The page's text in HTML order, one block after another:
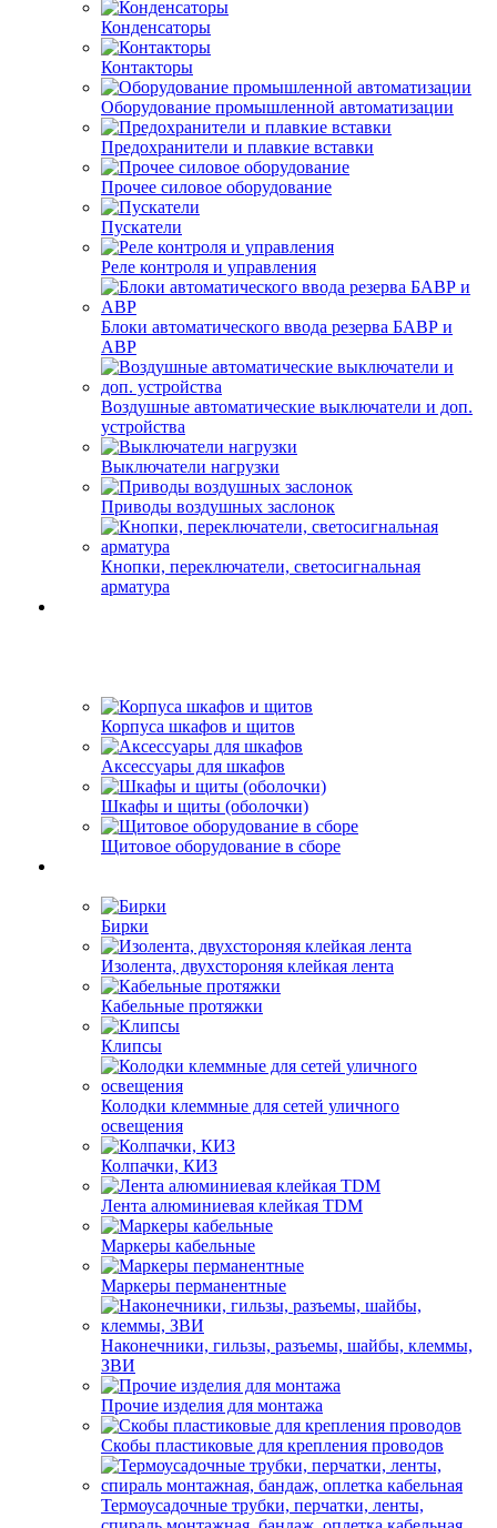
Конденсаторы
Контакторы
Оборудование промышленной автоматизации
Предохранители и плавкие вставки
Прочее силовое оборудование
Пускатели
Реле контроля и управления
Блоки автоматического ввода резерва БАВР и
АВР
Воздушные автоматические выключатели и доп.
устройства
Выключатели нагрузки
Приводы воздушных заслонок
Кнопки, переключатели, светосигнальная
арматура
Корпуса шкафов и щитов
Аксессуары для шкафов
Шкафы и щиты (оболочки)
Щитовое оборудование в сборе
Бирки
Изолента, двухстороняя клейкая лента
Кабельные протяжки
Клипсы
Колодки клеммные для сетей уличного
освещения
Колпачки, КИЗ
Лента алюминиевая клейкая TDM
Маркеры кабельные
Маркеры перманентные
Наконечники, гильзы, разъемы, шайбы, клеммы,
ЗВИ
Прочие изделия для монтажа
Скобы пластиковые для крепления проводов
Термоусадочные трубки, перчатки, ленты,